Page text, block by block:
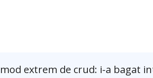
extrem de crud: i-a bagat